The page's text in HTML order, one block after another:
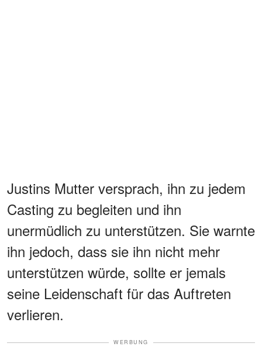
Justins Mutter versprach, ihn zu jedem
Casting zu begleiten und ihn
unermüdlich zu unterstützen. Sie warnte
ihn jedoch, dass sie ihn nicht mehr
unterstützen würde, sollte er jemals
seine Leidenschaft für das Auftreten
verlieren.
WERBUNG